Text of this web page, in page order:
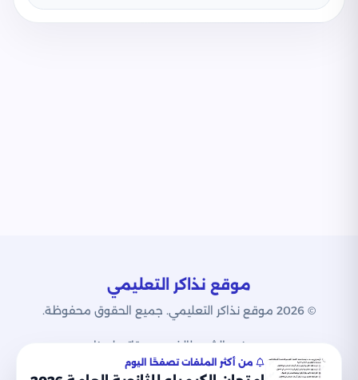
موقع نذاكر التعليمي
© 2026 موقع نذاكر التعليمي. جميع الحقوق محفوظة.
من نحن الشروطالخصوصيةاتصل بنا
من أكثر الملفات تصفحًا اليوم